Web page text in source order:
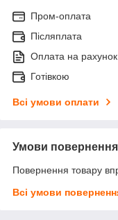
Пром-оплата
Післяплата
Оплата на рахунок
Готівкою
Всі умови оплати
Умови повернення
Повернення товару
Всі умови